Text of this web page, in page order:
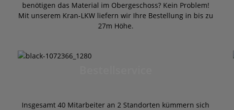
benötigen das Material im Obergeschoss? Kein Problem!
Mit unserem Kran-LKW liefern wir Ihre Bestellung in bis zu
27m Höhe.
Insgesamt 40 Mitarbeiter an 2 Standorten kümmern sich